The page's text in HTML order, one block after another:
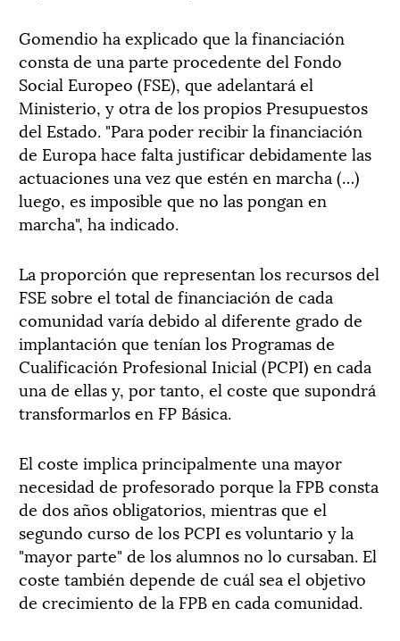
Gomendio ha explicado que la financiación
consta de una parte procedente del Fondo
Social Europeo (FSE), que adelantará el
Ministerio, y otra de los propios Presupuestos
del Estado. "Para poder recibir la financiación
de Europa hace falta justificar debidamente las
actuaciones una vez que estén en marcha (…)
luego, es imposible que no las pongan en
marcha", ha indicado.
La proporción que representan los recursos del
FSE sobre el total de financiación de cada
comunidad varía debido al diferente grado de
implantación que tenían los Programas de
Cualificación Profesional Inicial (PCPI) en cada
una de ellas y, por tanto, el coste que supondrá
transformarlos en FP Básica.
El coste implica principalmente una mayor
necesidad de profesorado porque la FPB consta
de dos años obligatorios, mientras que el
segundo curso de los PCPI es voluntario y la
"mayor parte" de los alumnos no lo cursaban. El
coste también depende de cuál sea el objetivo
de crecimiento de la FPB en cada comunidad.